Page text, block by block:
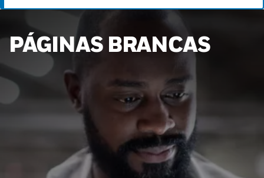
PÁGINAS BRANCAS